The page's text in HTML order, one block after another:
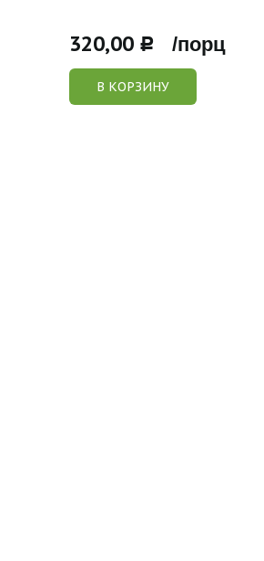
320,00 Р /порц
В КОРЗИНУ